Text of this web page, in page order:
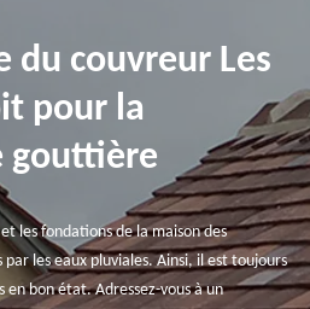
du couvreur Les
pour la
gouttière
les fondations de la maison des
les eaux pluviales. Ainsi, il est toujours
bon état. Adressez-vous à un